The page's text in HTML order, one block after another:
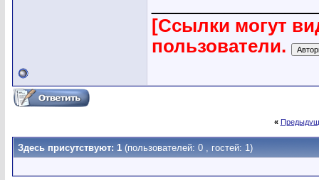
[Ссылки могут
пользователи.
«
Здесь присутствуют: 1 (пользователей: 0 , гостей: 1)